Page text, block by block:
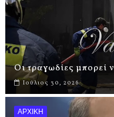
Οι τραγωδίες μπορεί
Ιούλιος 30, 2026
ΑΡΧΙΚΗ